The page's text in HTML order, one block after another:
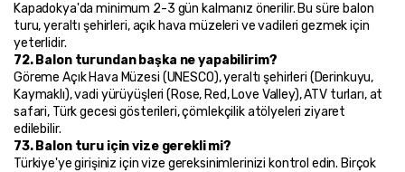
Kapadokya'da minimum 2-3 gün kalmanız önerilir. Bu süre balon
turu, yeraltı şehirleri, açık hava müzeleri ve vadileri gezmek için
yeterlidir.
72. Balon turundan başka ne yapabilirim?
Göreme Açık Hava Müzesi (UNESCO), yeraltı şehirleri (Derinkuyu,
Kaymaklı), vadi yürüyüşleri (Rose, Red, Love Valley), ATV turları, at
safari, Türk gecesi gösterileri, çömlekçilik atölyeleri ziyaret
edilebilir.
73. Balon turu için vize gerekli mi?
Türkiye'ye girişiniz için vize gereksinimlerinizi kontrol edin. Birçok